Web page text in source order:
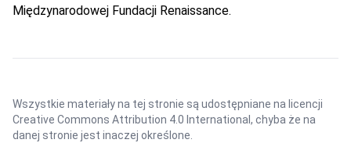
Międzynarodowej Fundacji Renaissance.
Wszystkie materiały na tej stronie są udostępniane na licencji
Creative Commons Attribution 4.0 International , chyba że na
danej stronie jest inaczej określone.